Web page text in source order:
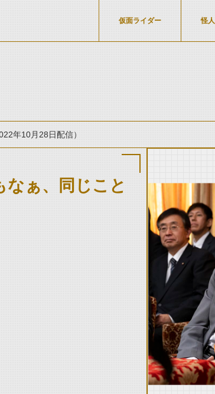
仮面ライダー 怪人
年10月28日配信）
なぁ、同じこと
thumbnail Prev
thumbnail Next